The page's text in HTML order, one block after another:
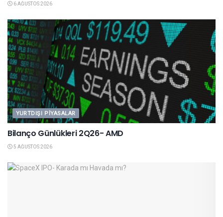
6 AĞUSTOS 2026
YURTDIŞI PIYASALAR
Bilanço Günlükleri 2Q26- AMD
5 AĞUSTOS 2026